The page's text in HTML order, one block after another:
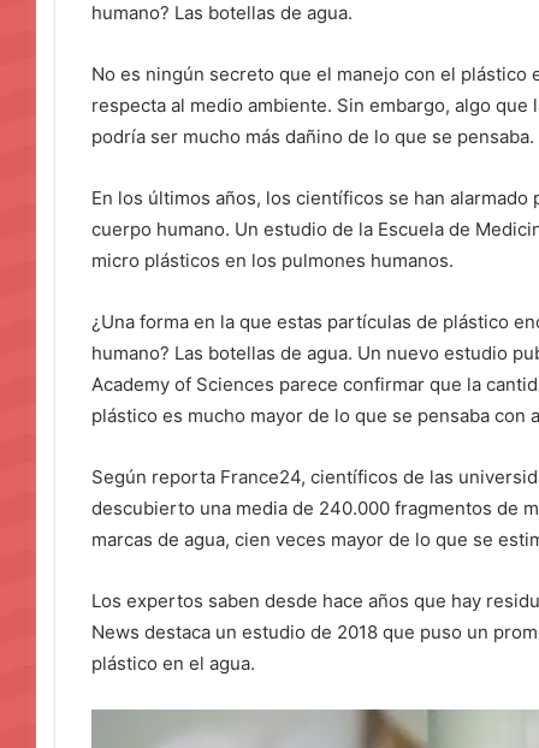
humano? Las botellas de agua.
No es ningún secreto que el manejo con el
respecta al medio ambiente. Sin embargo, algo
podría ser mucho más dañino de lo que se pensaba.
En los últimos años, los científicos se han
cuerpo humano. Un estudio de la Escuela de
micro plásticos en los pulmones humanos.
¿Una forma en la que estas partículas de plástico
humano? Las botellas de agua. Un nuevo estudio
Academy of Sciences parece confirmar que la
plástico es mucho mayor de lo que se pensaba con
Según reporta France24, científicos de las
descubierto una media de 240.000 fragmentos de
marcas de agua, cien veces mayor de lo que se
Los expertos saben desde hace años que hay
News destaca un estudio de 2018 que puso un
plástico en el agua.